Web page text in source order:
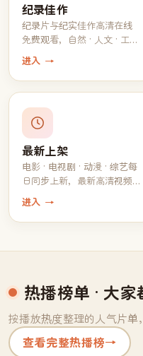
纪录佳作
纪录片与纪实佳作高清在线
免费观看，自然 · 人文 · 工艺
一应俱全
进入 →
最新上架
电影 · 电视剧 · 动漫 · 综艺每
日同步上新，最新高清视频
持续免费观看
进入 →
热播榜单 · 大
按播放热度整理的人气片
查看完整热播榜→